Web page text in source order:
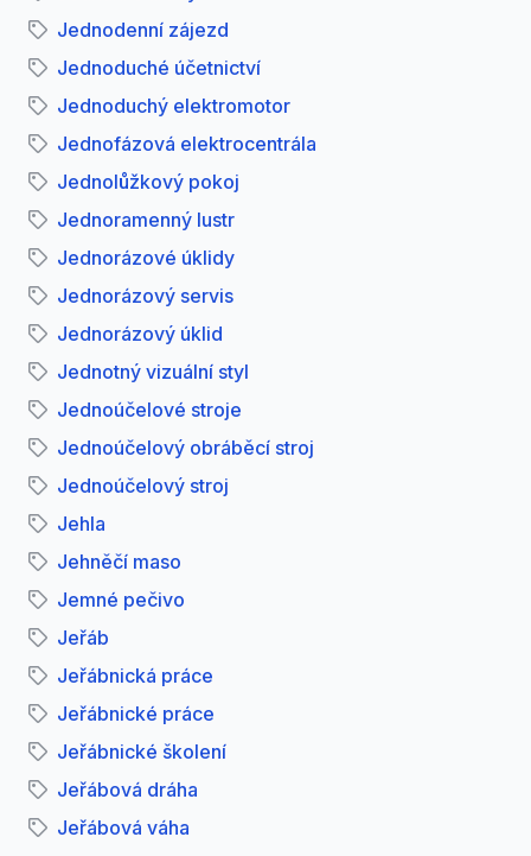
Jednodenní zájezd
Jednoduché účetnictví
Jednoduchý elektromotor
Jednofázová elektrocentrála
Jednolůžkový pokoj
Jednoramenný lustr
Jednorázové úklidy
Jednorázový servis
Jednorázový úklid
Jednotný vizuální styl
Jednoúčelové stroje
Jednoúčelový obráběcí stroj
Jednoúčelový stroj
Jehla
Jehněčí maso
Jemné pečivo
Jeřáb
Jeřábnická práce
Jeřábnické práce
Jeřábnické školení
Jeřábová dráha
Jeřábová váha